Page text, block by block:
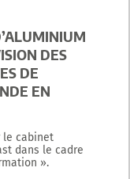
DES
DE
EN
le cabinet
dans le cadre
».